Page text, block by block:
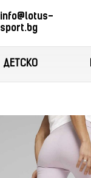
info@lotus-
sport.bg
ДЕТСКО